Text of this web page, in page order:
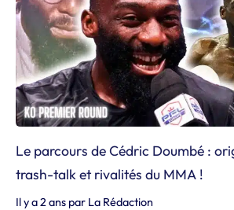
Le parcours de Cédric Doumbé :
trash-talk et rivalités du MMA !
Il y a 2 ans par La Rédaction